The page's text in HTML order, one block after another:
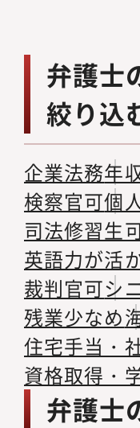
弁護士
絞り込
企業法務年
検察官可個
司法修習生
英語力が活
裁判官可シ
残業少なめ
住宅手当・
資格取得・
弁護士